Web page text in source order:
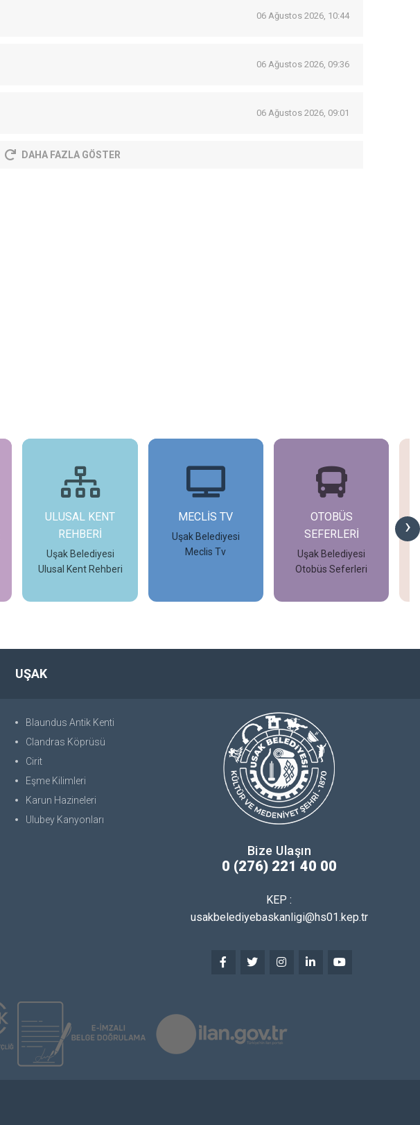
06 Ağustos 2026, 10:44
06 Ağustos 2026, 09:36
06 Ağustos 2026, 09:01
DAHA FAZLA GÖSTER
›
ULUSAL KENT
REHBERİ
Uşak Belediyesi
Ulusal Kent Rehberi
MECLİS TV
Uşak Belediyesi
Meclis Tv
OTOBÜS
SEFERLERİ
Uşak Belediyesi
Otobüs Seferleri
UŞAK
Blaundus Antik Kenti
Clandras Köprüsü
Cirit
Eşme Kilimleri
Karun Hazineleri
Ulubey Kanyonları
Bize Ulaşın
0 (276) 221 40 00
KEP :
usakbelediyebaskanligi@hs01.kep.tr